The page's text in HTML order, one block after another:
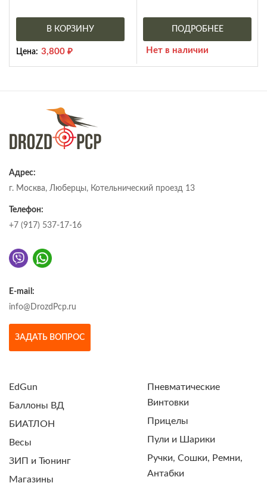
В КОРЗИНУ
Цена: 3,800 ₽
ПОДРОБНЕЕ
Нет в наличии
Адрес:
г. Москва, Люберцы, Котельнический проезд 13
Телефон:
+7 (917) 537-17-16
E-mail:
info@DrozdPcp.ru
ЗАДАТЬ ВОПРОС
EdGun
Баллоны ВД
БИАТЛОН
Весы
ЗИП и Тюнинг
Магазины
Пневматические
Винтовки
Прицелы
Пули и Шарики
Ручки, Сошки, Ремни,
Антабки